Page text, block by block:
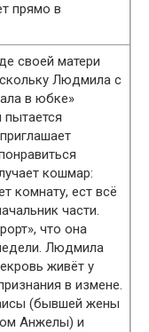
прямо в
своей матери
Людмила с
в юбке»
кошмар:
комнату, ест всё
части.
что она
Людмила
живёт у
в измене.
(бывшей жены
Анжелы) и